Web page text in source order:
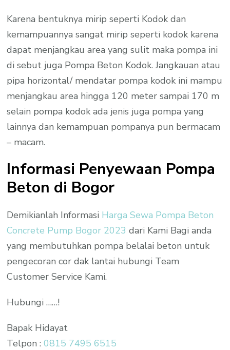
Karena bentuknya mirip seperti Kodok dan
kemampuannya sangat mirip seperti kodok karena
dapat menjangkau area yang sulit maka pompa ini
di sebut juga Pompa Beton Kodok. Jangkauan atau
pipa horizontal/ mendatar pompa kodok ini mampu
menjangkau area hingga 120 meter sampai 170 m
selain pompa kodok ada jenis juga pompa yang
lainnya dan kemampuan pompanya pun bermacam
– macam.
Informasi Penyewaan Pompa
Beton di Bogor
Demikianlah Informasi Harga Sewa Pompa Beton
Concrete Pump Bogor 2023 dari Kami Bagi anda
yang membutuhkan pompa belalai beton untuk
pengecoran cor dak lantai hubungi Team
Customer Service Kami.
Hubungi ……!
Bapak Hidayat
Telpon :0815 7495 6515